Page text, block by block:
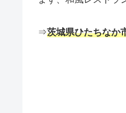
⇒茨城県ひたちなか